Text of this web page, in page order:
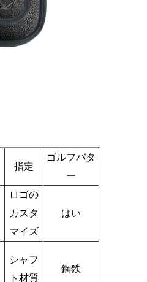
指定
ゴルフパタ
ー
ロゴの
カスタ
マイズ
はい
シャフ
ト材質
鋼鉄